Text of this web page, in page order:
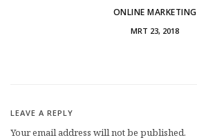
ONLINE MARKETING
MRT 23, 2018
LEAVE A REPLY
Your email address will not be published.